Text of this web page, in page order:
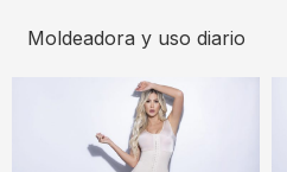
Moldeadora y uso diario